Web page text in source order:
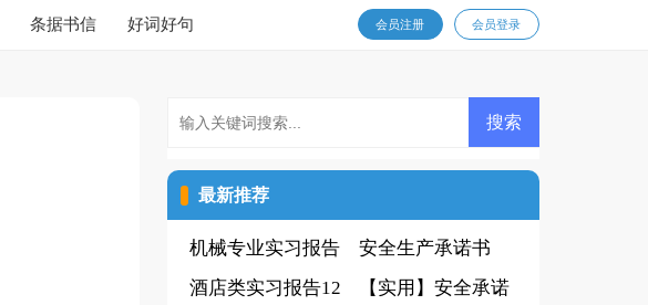
条据书信 好词好句 会员登录
会员注册
最新推荐
机械专业实习报告
安全生产承诺书
(15篇)
酒店类实习报告12
【实用】安全承诺